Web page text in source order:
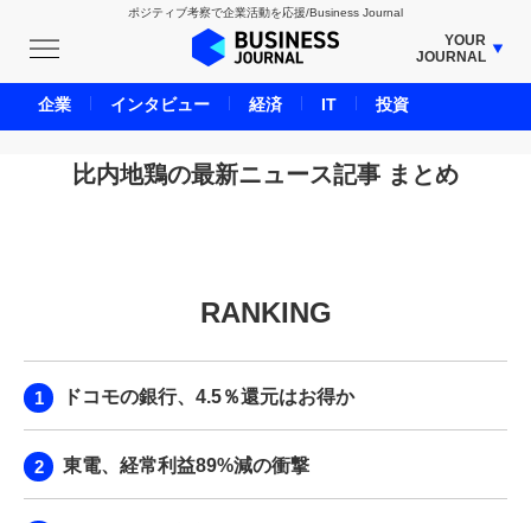
ポジティブ考察で企業活動を応援/Business Journal
YOUR
JOURNAL
BUSINESS JOURNAL
UNICORN JOURNAL
CARBON CREDITS JOURNAL
LIFE ENDING JOURNAL
BPaaS JOURNAL
比内地鶏の最新ニュース記事 まとめ
RANKING
ドコモの銀行、4.5％還元はお得か
東電、経常利益89%減の衝撃
企業 インタビュー 経済 IT 投資